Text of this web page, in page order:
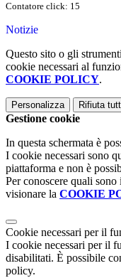
Contatore click: 15
Notizie
Questo sito o gli
cookie necessari al
COOKIE POLICY.
Personalizza Rifiuta
Gestione cookie
In questa schermata è
I cookie necessari sono
piattaforma e non è
Per conoscere quali
visionare la COOKIE
Cookie necessari per il
I cookie necessari per il
disabilitati. È possibile
policy.